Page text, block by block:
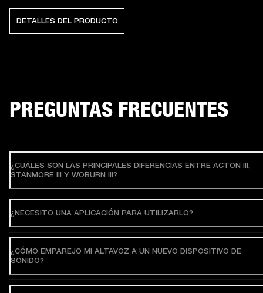
DETALLES DEL PRODUCTO
PREGUNTAS FRECUENTES
¿CUÁLES SON LAS PRINCIPALES DIFERENCIAS ENTRE ACTON III,
STANMORE III Y WOBURN III?
¿NECESITO UNA APLICACIÓN PARA UTILIZARLO?
¿CÓMO EMPAREJO MI ALTAVOZ A UN NUEVO DISPOSITIVO DE
SONIDO?